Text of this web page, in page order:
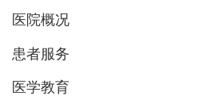
医院概况
患者服务
医学教育